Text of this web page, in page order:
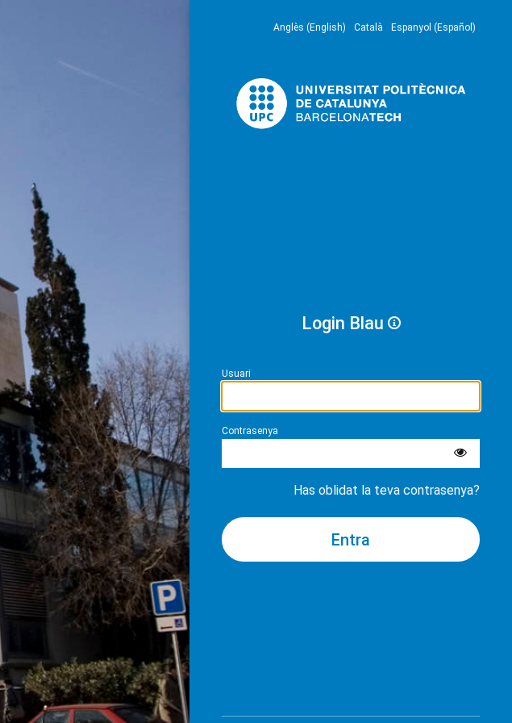
Anglès (English) Català Espanyol (Español)
Login Blau
Usuari
Contrasenya
Has oblidat la teva contrasenya?